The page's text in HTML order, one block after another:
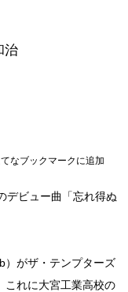
治
デビュー曲「忘れ得ぬ
）がザ・テンプターズ
これに大宮工業高校の